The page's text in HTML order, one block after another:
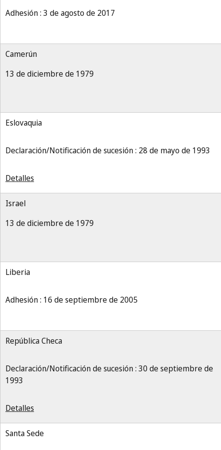
Adhesión : 3 de agosto de 2017
Camerún
13 de diciembre de 1979
Eslovaquia
Declaración/Notificación de sucesión : 28 de mayo de 1993
Detalles
Israel
13 de diciembre de 1979
Liberia
Adhesión : 16 de septiembre de 2005
República Checa
Declaración/Notificación de sucesión : 30 de septiembre de
1993
Detalles
Santa Sede